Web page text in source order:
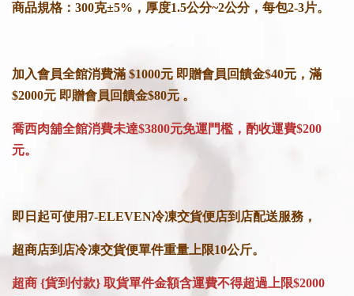
商品規格：300克±5%，厚度1.5公分~2公分，每包2-3片。
加入會員全館消費滿 $1000元 即贈會員回饋金$40元，滿
$2000元 即贈會員回饋金$80元 。
喬西肉舖全館消費未達$3800元免運門檻，酌收運費$200
元。
即日起可使用7-ELEVEN冷凍交貨便店到店配送服務，
超商店到店冷凍交貨便單件重量上限10公斤。
超商 {貨到付款} 取貨單件金額含運費不得超過上限$2000